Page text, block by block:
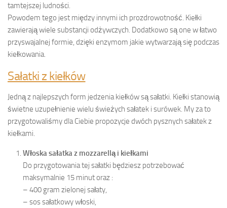
tamtejszej ludności.
Powodem tego jest między innymi ich prozdrowotność. Kiełki
zawierają wiele substancji odżywczych. Dodatkowo są one w łatwo
przyswajalnej formie, dzięki enzymom jakie wytwarzają się podczas
kiełkowania.
Sałatki z kiełków
Jedną z najlepszych form jedzenia kiełków są sałatki. Kiełki stanowią
świetne uzupełnienie wielu świeżych sałatek i surówek. My za to
przygotowaliśmy dla Ciebie propozycje dwóch pysznych sałatek z
kiełkami.
Włoska sałatka z mozzarellą i kiełkami
Do przygotowania tej sałatki będziesz potrzebować
maksymalnie 15 minut oraz :
– 400 gram zielonej sałaty,
– sos sałatkowy włoski,